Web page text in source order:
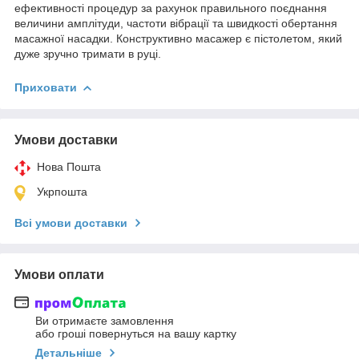
ефективності процедур за рахунок правильного поєднання
величини амплітуди, частоти вібрації та швидкості обертання
масажної насадки. Конструктивно масажер є пістолетом, який
дуже зручно тримати в руці.
Приховати
Умови доставки
Нова Пошта
Укрпошта
Всі умови доставки
Умови оплати
Ви отримаєте замовлення
або гроші повернуться на вашу картку
Детальніше